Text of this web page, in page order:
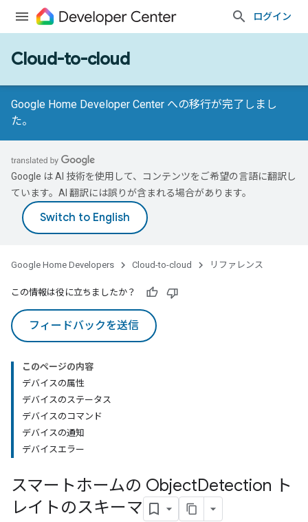
ログイン
Cloud-to-cloud
Google Home Developer Center への移行が完了しまし
た。
Google は AI 技術を使用して、コンテンツをご希望の言語に翻訳し
ています。AI 翻訳には誤りが含まれる場合があります。
Google Home Developers Cloud-to-cloud リファレンス
この情報は役に立ちましたか？
フィードバックを送信
このページの内容
デバイスの属性
デバイスのステータス
デバイスのコマンド
デバイスの通知
デバイスエラー
スマートホームの ObjectDetection ト
レイトのスキーマ